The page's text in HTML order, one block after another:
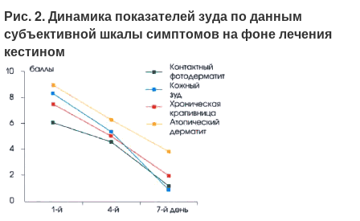
Рис. 2. Динамика показателей зуда по данным
субъективной шкалы симптомов на фоне лечения
кестином